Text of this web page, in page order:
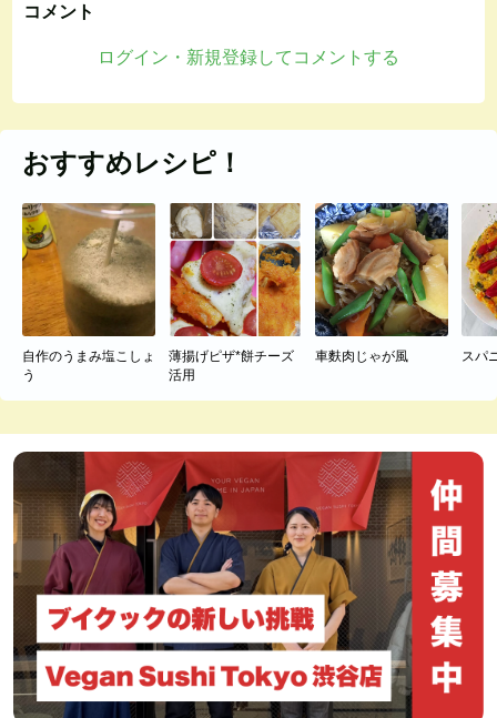
コメント
ログイン・新規登録してコメントする
おすすめレシピ！
自作のうまみ塩こしょ
う
薄揚げピザ*餅チーズ
活用
車麩肉じゃが風 スパ